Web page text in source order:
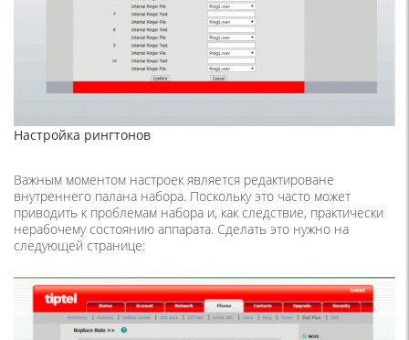
Настройка рингтонов
Важным моментом настроек является редактироване
внутреннего палана набора. Поскольку это часто может
приводить к проблемам набора и, как следствие, практически
нерабочему состоянию аппарата. Сделать это нужно на
следующей странице: